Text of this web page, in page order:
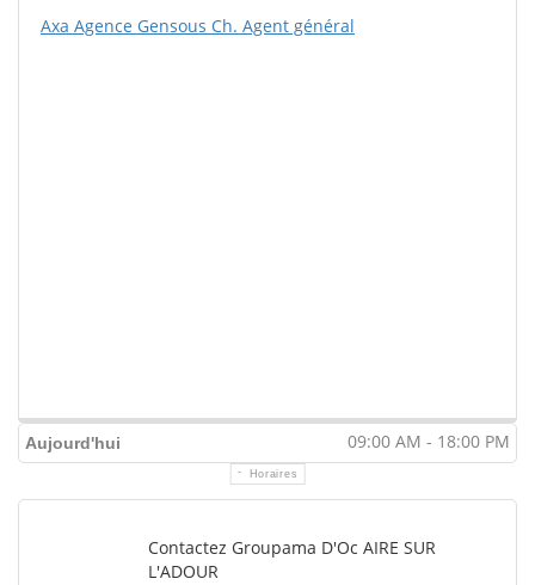
Axa Agence Gensous Ch. Agent général
Aujourd'hui 09:00 AM - 18:00 PM
Horaires
Contactez Groupama D'Oc AIRE SUR
L'ADOUR